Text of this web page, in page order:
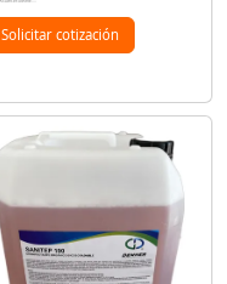
Solicitar cotización